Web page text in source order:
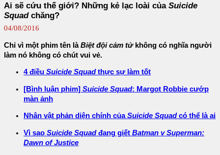
Ai sẽ cứu thế giới? Những kẻ lạc loài của Suicide
Squadchăng?
04/08/2016
Chỉ vì một phim tên làBiệt đội cảm tửkhông có nghĩa người
làm nó không có chút vui vẻ.
4 điều Suicide Squadthực sự làm tốt
[Bình luận phim] Suicide Squad: Margot Robbie cướp
màn ảnh
Nhân vật phản diện chính củaSuicide Squadcó thể là ai
Vì sao Suicide Squadđang giết Batman v Superman:
Dawn of Justice